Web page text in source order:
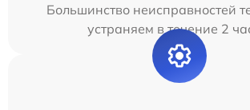
Большинство неисправностей
устраняем в течение 2